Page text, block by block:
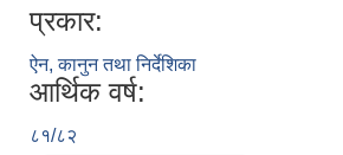
प्रकार:
ऐन, कानुन तथा निर्देशिका
आर्थिक वर्ष:
८१/८२